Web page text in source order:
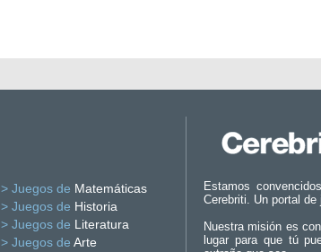
> Juegos de Matemáticas
> Juegos de Historia
> Juegos de Literatura
> Juegos de Arte
Estamos
Cerebriti. Un portal
Nuestra misión es
lugar para que tú